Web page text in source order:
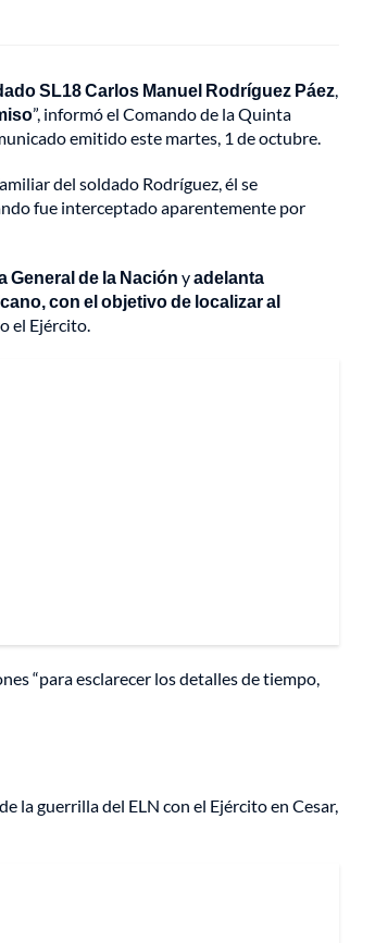
SL18 Carlos Manuel Rodríguez Páez,
”, informó el Comando de la Quinta
emitido este martes, 1 de octubre.
del soldado Rodríguez, él se
fue interceptado aparentemente por
General de la Nación yadelanta
con el objetivo de localizar al
el Ejército.
“para esclarecer los detalles de tiempo,
la guerrilla del ELN con el Ejército en Cesar,